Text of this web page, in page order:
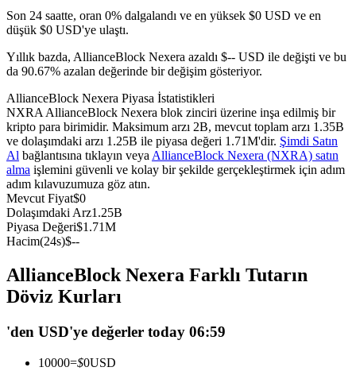
USDC Vadeli İşlemleri
USDC'yi teminat olarak kullanan vadeli işlemler
En iyi traderlarla güçlerinizi birleştirin
Son 24 saatte, oran 0% dalgalandı ve en yüksek $0 USD ve en
düşük $0 USD'ye ulaştı.
Yıllık bazda, AllianceBlock Nexera azaldı $-- USD ile değişti ve bu
da 90.67% azalan değerinde bir değişim gösteriyor.
AllianceBlock Nexera Piyasa İstatistikleri
NXRA AllianceBlock Nexera blok zinciri üzerine inşa edilmiş bir
kripto para birimidir. Maksimum arzı 2B, mevcut toplam arzı 1.35B
ve dolaşımdaki arzı 1.25B ile piyasa değeri 1.71M'dir. Şimdi Satın
Al bağlantısına tıklayın veya AllianceBlock Nexera (NXRA) satın
alma işlemini güvenli ve kolay bir şekilde gerçekleştirmek için adım
adım kılavuzumuza göz atın.
Mevcut Fiyat$0
Dolaşımdaki Arz1.25B
Piyasa Değeri$1.71M
Hacim(24s)$--
AllianceBlock Nexera Farklı Tutarın
Döviz Kurları
'den USD'ye değerler today 06:59
10000=$0USD